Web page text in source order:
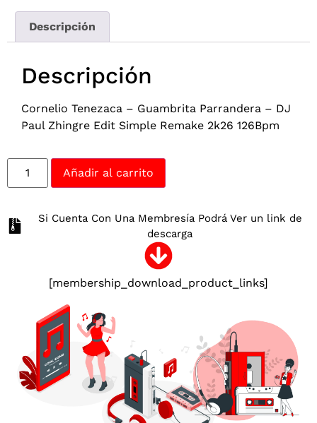
Descripción
Descripción
Cornelio Tenezaca – Guambrita Parrandera – DJ
Paul Zhingre Edit Simple Remake 2k26 126Bpm
Añadir al carrito
Si Cuenta Con Una Membresía Podrá Ver un link de
descarga
[membership_download_product_links]